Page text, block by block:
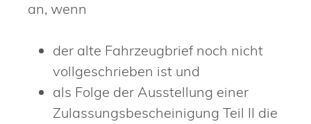
an, wenn
der alte Fahrzeugbrief noch nicht
vollgeschrieben ist und
als Folge der Ausstellung einer
Zulassungsbescheinigung Teil II die